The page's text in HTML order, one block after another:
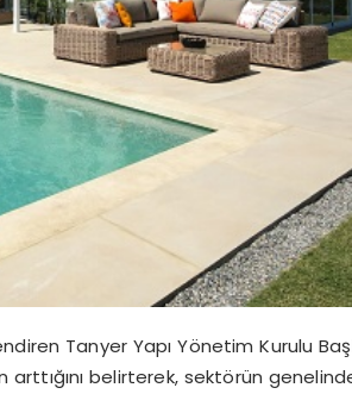
Tanyer Yapı Yönetim Kurulu
belirterek, sektörün